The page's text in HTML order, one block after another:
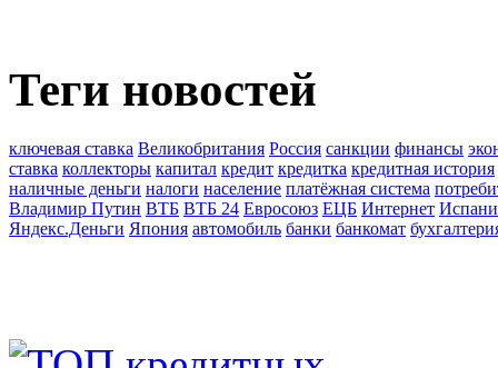
Теги новостей
ключевая ставка Великобритания Россия санкции финансы
ставка коллекторы капитал кредит кредитка кредитная история
наличные деньги налоги население платёжная система
Владимир Путин ВТБ ВТБ 24 Евросоюз ЕЦБ Интернет
Яндекс.Деньги Япония автомобиль банки банкомат